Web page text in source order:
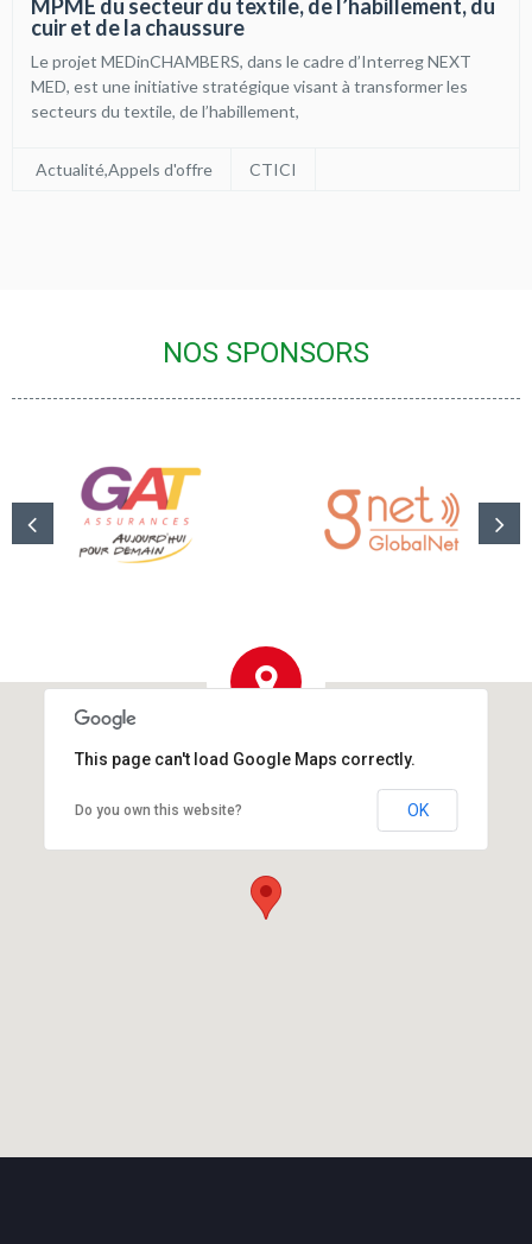
MPME du secteur du textile, de l’habillement, du
cuir et de la chaussure
Le projet MEDinCHAMBERS, dans le cadre d’Interreg NEXT
MED, est une initiative stratégique visant à transformer les
secteurs du textile, de l’habillement,
Actualité,Appels d'offre CTICI
NOS SPONSORS
This page can't load Google Maps correctly.
Do you own this website? OK